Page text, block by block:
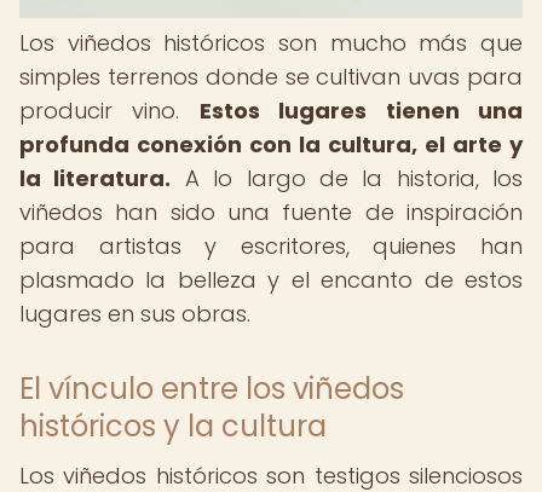
Los viñedos históricos son mucho más que
simples terrenos donde se cultivan uvas para
producir vino. Estos lugares tienen una
profunda conexión con la cultura, el arte y
la literatura. A lo largo de la historia, los
viñedos han sido una fuente de inspiración
para artistas y escritores, quienes han
plasmado la belleza y el encanto de estos
lugares en sus obras.
El vínculo entre los viñedos
históricos y la cultura
Los viñedos históricos son testigos silenciosos